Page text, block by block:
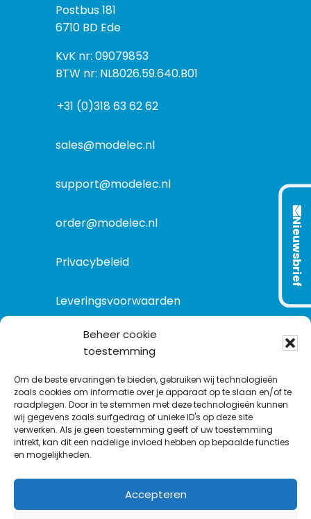
Beheer cookie
toestemming
Om de beste ervaringen te bieden, gebruiken wij technologieën
zoals cookies om informatie over je apparaat op te slaan en/of te
raadplegen. Door in te stemmen met deze technologieën kunnen
wij gegevens zoals surfgedrag of unieke ID's op deze site
verwerken. Als je geen toestemming geeft of uw toestemming
intrekt, kan dit een nadelige invloed hebben op bepaalde functies
en mogelijkheden.
Accepteren
o
e
k
a
r
P
o
t
a
s
Postbus 181
6710 BD Ede
I
n
o
m
KvK nr: 09079853
BTW nr: NL8026.59.640.B01
+31 (0)318 63 62 62
sales@modelec.nl
support@modelec.nl
order@modelec.nl
Privacybeleid
Leveringsvoorwaarden
L
i
n
e
T
w
i
t
F
a
c
b
o
Y
o
u
u
b
C
o
n
a
Nieuwsbrief